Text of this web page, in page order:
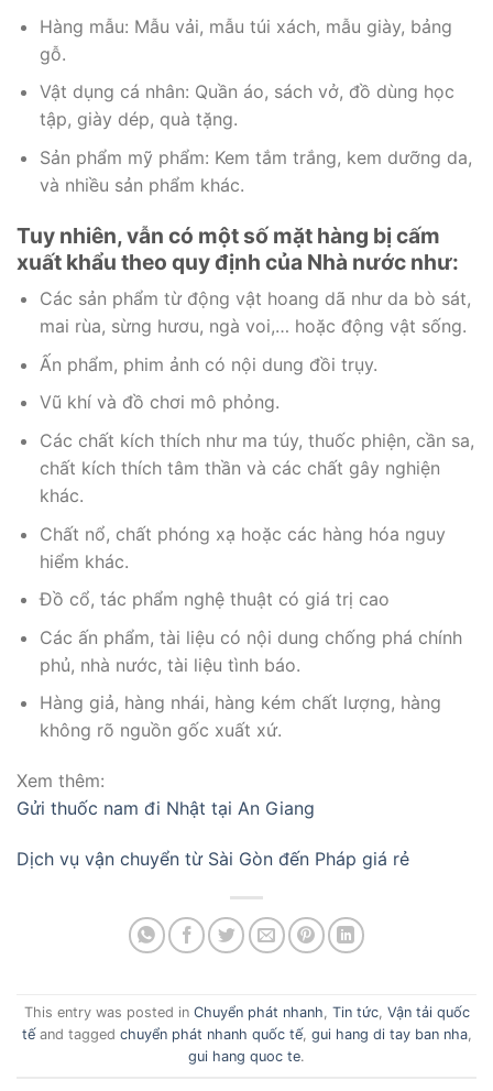
Hàng mẫu: Mẫu vải, mẫu túi xách, mẫu giày, bảng
gỗ.
Vật dụng cá nhân: Quần áo, sách vở, đồ dùng học
tập, giày dép, quà tặng.
Sản phẩm mỹ phẩm: Kem tắm trắng, kem dưỡng da,
và nhiều sản phẩm khác.
Tuy nhiên, vẫn có một số mặt hàng bị cấm
xuất khẩu theo quy định của Nhà nước như:
Các sản phẩm từ động vật hoang dã như da bò sát,
mai rùa, sừng hươu, ngà voi,… hoặc động vật sống.
Ấn phẩm, phim ảnh có nội dung đồi trụy.
Vũ khí và đồ chơi mô phỏng.
Các chất kích thích như ma túy, thuốc phiện, cần sa,
chất kích thích tâm thần và các chất gây nghiện
khác.
Chất nổ, chất phóng xạ hoặc các hàng hóa nguy
hiểm khác.
Đồ cổ, tác phẩm nghệ thuật có giá trị cao
Các ấn phẩm, tài liệu có nội dung chống phá chính
phủ, nhà nước, tài liệu tình báo.
Hàng giả, hàng nhái, hàng kém chất lượng, hàng
không rõ nguồn gốc xuất xứ.
Xem thêm:
Gửi thuốc nam đi Nhật tại An Giang
Dịch vụ vận chuyển từ Sài Gòn đến Pháp giá rẻ
This entry was posted in Chuyển phát nhanh, Tin tức, Vận tải quốc
tếand tagged chuyển phát nhanh quốc tế, gui hang di tay ban nha,
gui hang quoc te.